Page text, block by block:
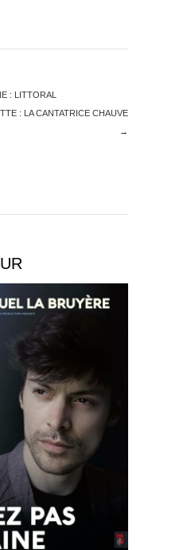
: LITTORAL
: LA CANTATRICE CHAUVE
→